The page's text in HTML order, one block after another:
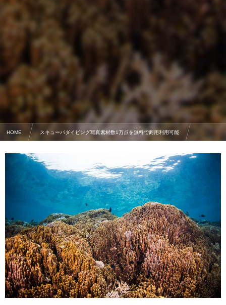
HOME スキューバダイビング写真素材数1万点を無料で商用利用可能